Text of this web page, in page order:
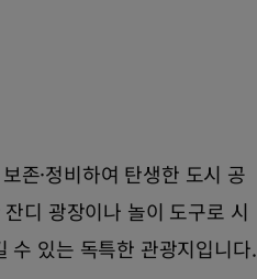
존·정비하여 탄생한 도시 공
디 광장이나 놀이 도구로 시
수 있는 독특한 관광지입니다.